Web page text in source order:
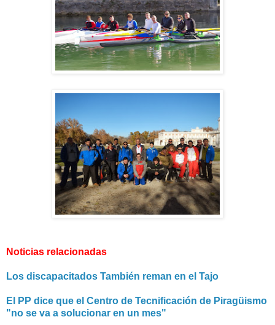
Noticias relacionadas
Los discapacitados También reman en el Tajo
El PP dice que el Centro de Tecnificación de Piragüismo
"no se va a solucionar en un mes"